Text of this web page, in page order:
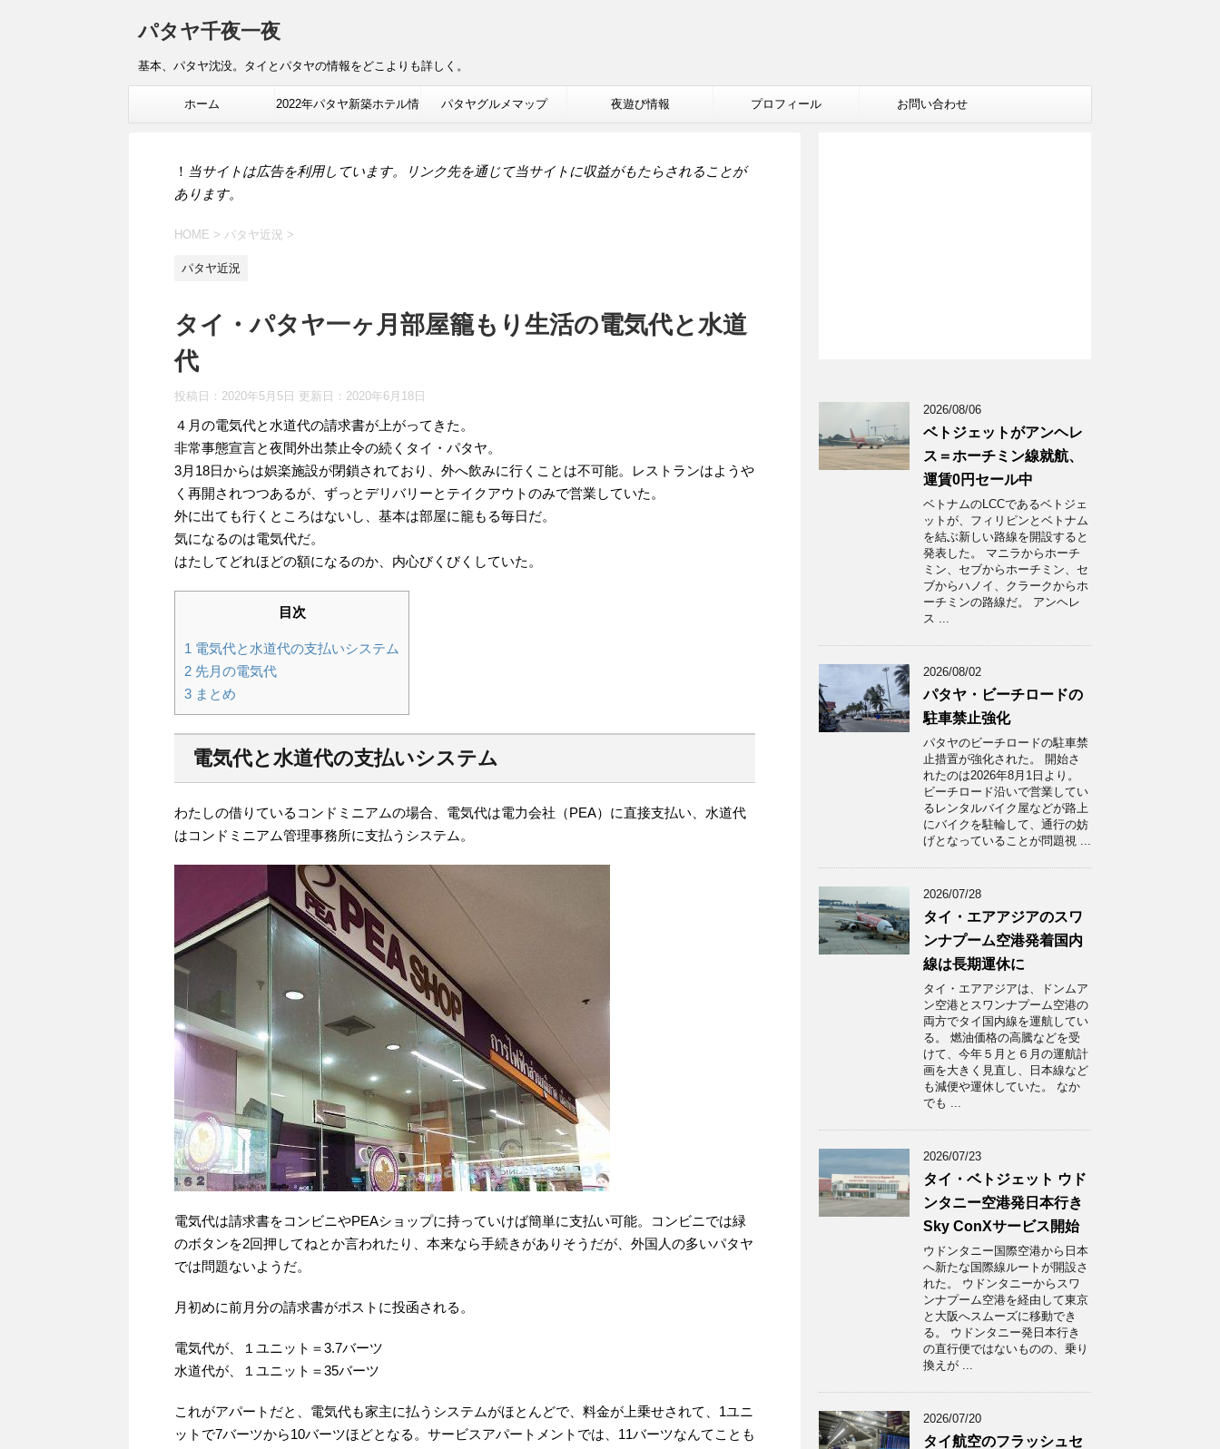
パタヤ千夜一夜
基本、パタヤ沈没。タイとパタヤの情報をどこよりも詳しく。
ホーム 2022年パタヤ新築ホテル情 パタヤグルメマップ 夜遊び情報 プロフィール お問い合わせ
！ 当サイトは広告を利用しています。リンク先を通じて当サイトに収益がもたらされることが
あります。
HOME > パタヤ近況 >
パタヤ近況
タイ・パタヤ一ヶ月部屋籠もり生活の電気代と水道
代
投稿日：2020年5月5日 更新日： 2020年6月18日
４月の電気代と水道代の請求書が上がってきた。
非常事態宣言と夜間外出禁止令の続くタイ・パタヤ。
3月18日からは娯楽施設が閉鎖されており、外へ飲みに行くことは不可能。レストランはようや
く再開されつつあるが、ずっとデリバリーとテイクアウトのみで営業していた。
外に出ても行くところはないし、基本は部屋に籠もる毎日だ。
気になるのは電気代だ。
はたしてどれほどの額になるのか、内心びくびくしていた。
目次
1 電気代と水道代の支払いシステム
2 先月の電気代
3 まとめ
電気代と水道代の支払いシステム
わたしの借りているコンドミニアムの場合、電気代は電力会社（PEA）に直接支払い、水道代
はコンドミニアム管理事務所に支払うシステム。
電気代は請求書をコンビニやPEAショップに持っていけば簡単に支払い可能。コンビニでは緑
のボタンを2回押してねとか言われたり、本来なら手続きがありそうだが、外国人の多いパタヤ
では問題ないようだ。
月初めに前月分の請求書がポストに投函される。
電気代が、１ユニット＝3.7バーツ
水道代が、１ユニット＝35バーツ
これがアパートだと、電気代も家主に払うシステムがほとんどで、料金が上乗せされて、1ユニ
ットで7バーツから10バーツほどとなる。サービスアパートメントでは、11バーツなんてことも
2026/08/06
ベトジェットがアンヘレ
ス＝ホーチミン線就航、
運賃0円セール中
ベトナムのLCCであるベトジェ
ットが、フィリピンとベトナム
を結ぶ新しい路線を開設すると
発表した。 マニラからホーチ
ミン、セブからホーチミン、セ
ブからハノイ、クラークからホ
ーチミンの路線だ。 アンヘレ
ス ...
2026/08/02
パタヤ・ビーチロードの
駐車禁止強化
パタヤのビーチロードの駐車禁
止措置が強化された。 開始さ
れたのは2026年8月1日より。
ビーチロード沿いで営業してい
るレンタルバイク屋などが路上
にバイクを駐輪して、通行の妨
げとなっていることが問題視 ...
2026/07/28
タイ・エアアジアのスワ
ンナプーム空港発着国内
線は長期運休に
タイ・エアアジアは、ドンムア
ン空港とスワンナプーム空港の
両方でタイ国内線を運航してい
る。 燃油価格の高騰などを受
けて、今年５月と６月の運航計
画を大きく見直し、日本線など
も減便や運休していた。 なか
でも ...
2026/07/23
タイ・ベトジェット ウド
ンタニー空港発日本行き
Sky ConXサービス開始
ウドンタニー国際空港から日本
へ新たな国際線ルートが開設さ
れた。 ウドンタニーからスワ
ンナプーム空港を経由して東京
と大阪へスムーズに移動でき
る。 ウドンタニー発日本行き
の直行便ではないものの、乗り
換えが ...
2026/07/20
タイ航空のフラッシュセ